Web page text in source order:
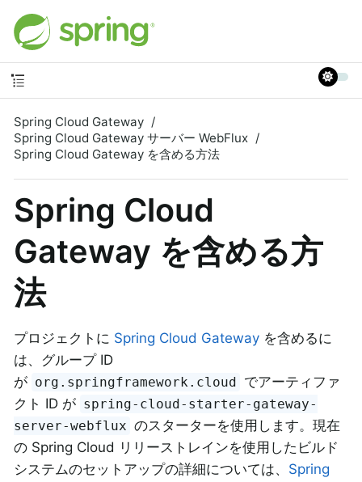
Spring Cloud Gateway
Spring Cloud Gateway サーバー WebFlux
Spring Cloud Gateway を含める方法
Spring Cloud
Gateway を含める方
法
プロジェクトに Spring Cloud Gateway を含めるに
は、グループ ID
が org.springframework.cloud
でアーティファ
クト ID が spring-cloud-starter-gateway-
server-webflux のスターターを使用します。現在
の Spring Cloud リリーストレインを使用したビルド
システムのセットアップの詳細については、 Spring